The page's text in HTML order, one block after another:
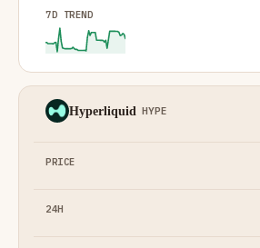
Hyperliquid HYPE